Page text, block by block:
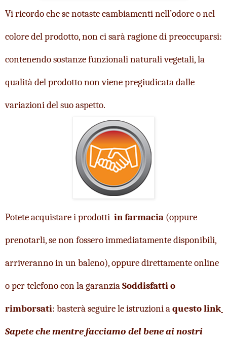
Vi ricordo che se notaste cambiamenti nell’odore o nel
colore del prodotto, non ci sarà ragione di preoccuparsi:
contenendo sostanze funzionali naturali vegetali, la
qualità del prodotto non viene pregiudicata dalle
variazioni del suo aspetto.
Potete acquistare i prodotti in farmacia (oppure
prenotarli, se non fossero immediatamente disponibili,
arriveranno in un baleno), oppure direttamente online
o per telefono con la garanzia Soddisfatti o
rimborsati: basterà seguire le istruzioni aquesto link
Sapete che mentre facciamo del bene ai nostri